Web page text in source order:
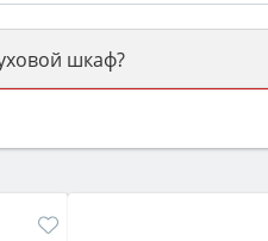
шкаф?
не ниже A и нужные